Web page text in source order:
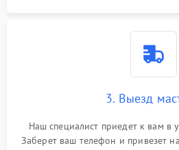
3. Выезд
Наш специалист приедет к вам в
Заберет ваш телефон и привезет